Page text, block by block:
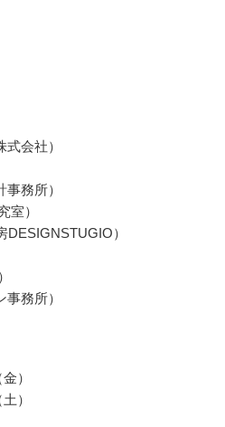
会社）
務所）
室）
）
務所）
）
）